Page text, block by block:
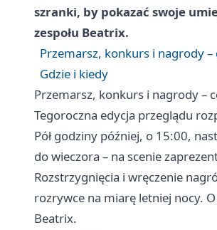
szranki, by pokazać swoje
zespołu Beatrix.
Przemarsz, konkurs i nagrody –
Gdzie i kiedy
Przemarsz, konkurs i nagrody –
Tegoroczna edycja przeglądu
Pół godziny później, o 15:00,
do wieczora – na scenie
Rozstrzygnięcia i wręczenie
rozrywce na miarę letniej nocy.
Beatrix.